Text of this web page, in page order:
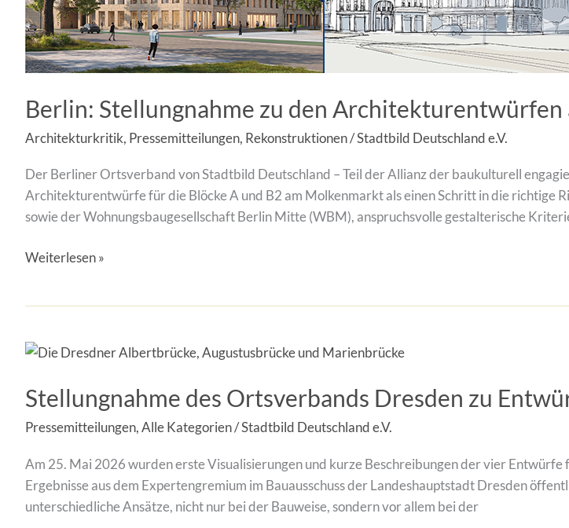
Berlin: Stellungnahme zu den
Architekturkritik, Pressemitteilungen, Rekonstruktionen/Stadtbild Deutschland e.V.
Der Berliner Ortsverband von Stadtbild Deutschland – Teil der Allianz der baukulturell
Architekturentwürfe für die Blöcke A und B2 am Molkenmarkt als einen Schritt in die richtige
sowie der Wohnungsbaugesellschaft Berlin Mitte (WBM), anspruchsvolle gestalterische
Weiterlesen »
Stellungnahme des Ortsverbands Dresden zu
Pressemitteilungen,Alle Kategorien/Stadtbild Deutschland e.V.
Am 25. Mai 2026 wurden erste Visualisierungen und kurze Beschreibungen der vier
Ergebnisse aus dem Expertengremium im Bauausschuss der Landeshauptstadt Dresden
unterschiedliche Ansätze, nicht nur bei der Bauweise, sondern vor allem bei der
Stellungnahme
Ortsverbands
zu
Entwürfen
für
eine